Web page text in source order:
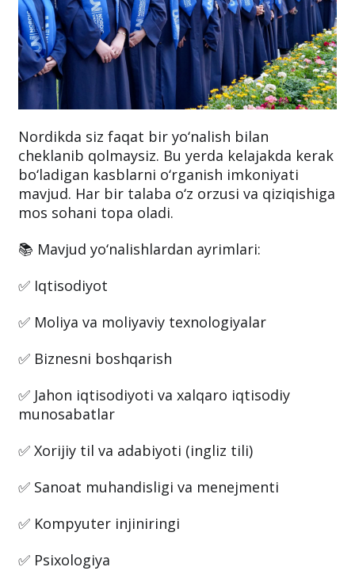
Nordikda siz faqat bir yo‘nalish bilan
cheklanib qolmaysiz. Bu yerda kelajakda kerak
bo‘ladigan kasblarni o‘rganish imkoniyati
mavjud. Har bir talaba o‘z orzusi va qiziqishiga
mos sohani topa oladi.
📚 Mavjud yo‘nalishlardan ayrimlari:
✅ Iqtisodiyot
✅ Moliya va moliyaviy texnologiyalar
✅ Biznesni boshqarish
✅ Jahon iqtisodiyoti va xalqaro iqtisodiy
munosabatlar
✅ Xorijiy til va adabiyoti (ingliz tili)
✅ Sanoat muhandisligi va menejmenti
✅ Kompyuter injiniringi
✅ Psixologiya